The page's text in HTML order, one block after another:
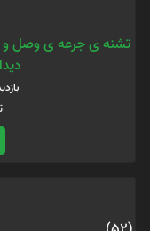
تشنه ی جرعه ی وصل و
بازدید: 299 - کد